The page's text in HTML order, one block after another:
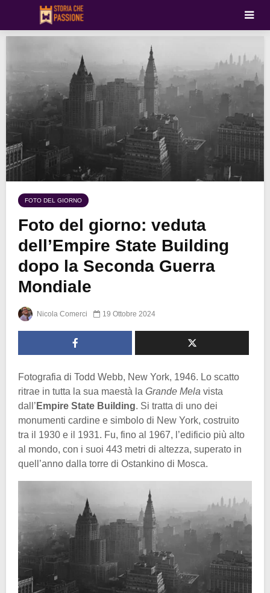
FOTO DEL GIORNO
Foto del giorno: veduta
dell’Empire State Building
dopo la Seconda Guerra
Mondiale
Nicola Comerci 19 Ottobre 2024
Fotografia di Todd Webb, New York, 1946. Lo scatto
ritrae in tutta la sua maestà la Grande Mela vista
dall’ Empire State Building. Si tratta di uno dei
monumenti cardine e simbolo di New York, costruito
tra il 1930 e il 1931. Fu, fino al 1967, l’edificio più alto
al mondo, con i suoi 443 metri di altezza, superato in
quell’anno dalla torre di Ostankino di Mosca.